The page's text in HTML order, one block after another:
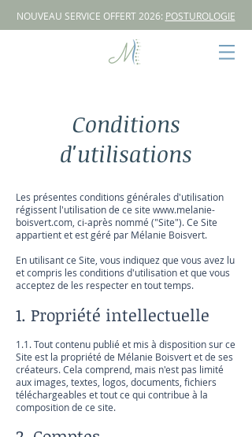
NOUVEAU SERVICE OFFERT 2026: POSTUROLOGIE
Conditions
d'utilisations
Les présentes conditions générales d'utilisation
régissent l'utilisation de ce site www.melanie-
boisvert.com , ci-après nommé ("Site"). Ce Site
appartient et est géré par Mélanie Boisvert.
En utilisant ce Site, vous indiquez que vous avez lu
et compris les conditions d'utilisation et que vous
acceptez de les respecter en tout temps.
1. Propriété intellectuelle
1.1. Tout contenu publié et mis à disposition sur ce
Site est la propriété de Mélanie Boisvert et de ses
créateurs. Cela comprend, mais n'est pas limité
aux images, textes, logos, documents, fichiers
téléchargeables et tout ce qui contribue à la
composition de ce site.